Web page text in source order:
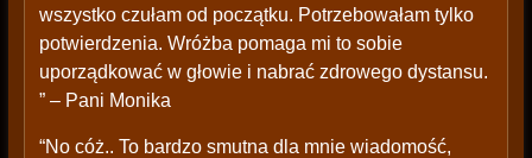
wszystko czułam od początku. Potrzebowałam tylko
potwierdzenia. Wróżba pomaga mi to sobie
uporządkować w głowie i nabrać zdrowego dystansu.
” – Pani Monika
“No cóż.. To bardzo smutna dla mnie wiadomość,